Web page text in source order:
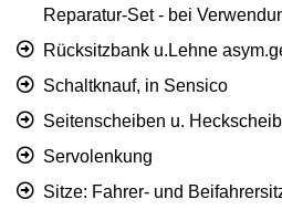
Reparatur-Set - bei
Rücksitzbank u.Lehne
Schaltknauf, in Sensico
Seitenscheiben u.
Servolenkung
Sitze: Fahrer- und